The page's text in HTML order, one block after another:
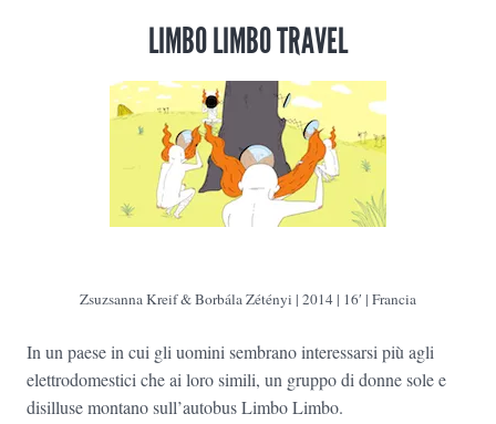
LIMBO LIMBO TRAVEL
Zsuzsanna Kreif & Borbála Zétényi | 2014 | 16′ | Francia
In un paese in cui gli uomini sembrano interessarsi più agli
elettrodomestici che ai loro simili, un gruppo di donne sole e
disilluse montano sull’autobus Limbo Limbo.